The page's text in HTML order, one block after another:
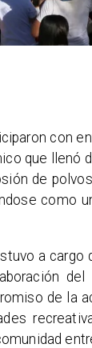
con
que llenó
de
como
a cargo
de la